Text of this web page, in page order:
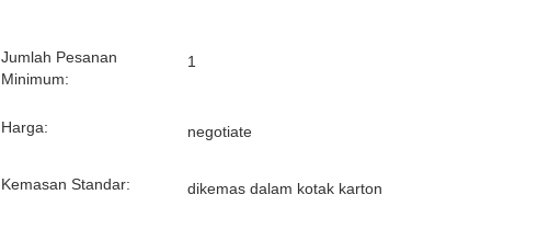
Jumlah Pesanan
Minimum:
1
Harga: negotiate
Kemasan Standar: dikemas dalam kotak karton